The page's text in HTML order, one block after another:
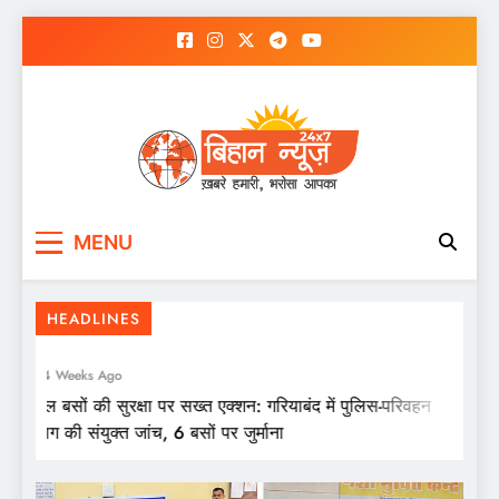
MENU
HEADLINES
4 Weeks Ago
स्कूल बसों की सुरक्षा पर सख्त एक्शन: गरियाबंद में पुलिस-परिवहन
विभाग की संयुक्त जांच, 6 बसों पर जुर्माना
स्कूल बसों की सुरक्षा पर सख्त एक्शन: गरियाबंद में
पुलिस-परिवहन विभाग की संयुक्त जांच, 6 बसों पर
जुर्माना